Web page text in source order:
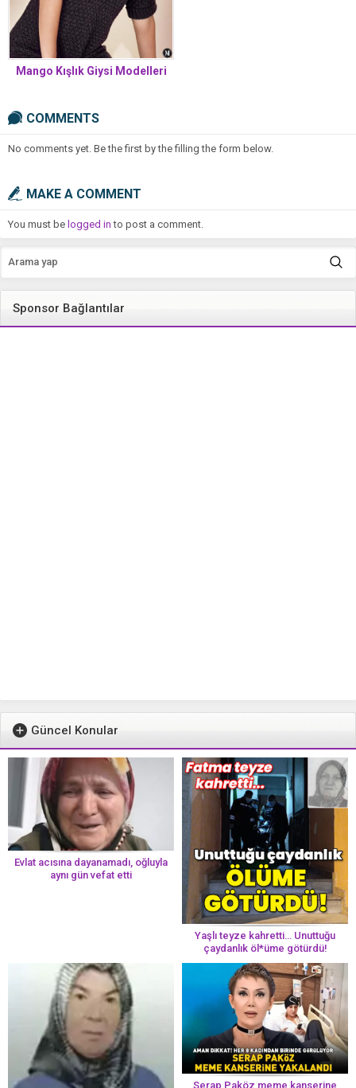
Mango Kışlık Giysi Modelleri
COMMENTS
No comments yet. Be the first by the filling the form below.
MAKE A COMMENT
You must be logged in to post a comment.
Sponsor Bağlantılar
Güncel Konular
Evlat acısına dayanamadı, oğluyla
aynı gün vefat etti
Yaşlı teyze kahretti… Unuttuğu
çaydanlık öl*üme götürdü!
Serap Paköz meme kanserine